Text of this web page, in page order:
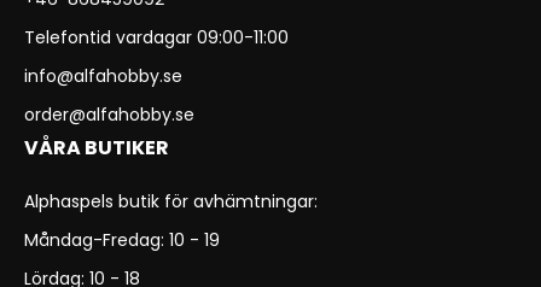
Telefontid vardagar 09:00-11:00
info@alfahobby.se
order@alfahobby.se
VÅRA BUTIKER
Alphaspels butik för avhämtningar:
Måndag-Fredag: 10 - 19
Lördag: 10 - 18